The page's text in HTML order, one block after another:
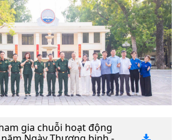
gia chuỗi hoạt động